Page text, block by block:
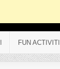
FUN